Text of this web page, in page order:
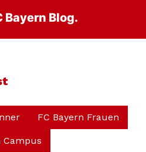
Bayern Blog.
FC Bayern Frauen
Campus